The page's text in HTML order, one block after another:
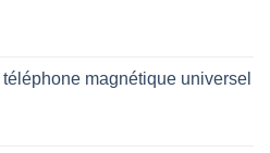
magnétique universel